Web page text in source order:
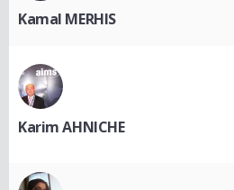
Kamal MERHIS
Karim AHNICHE